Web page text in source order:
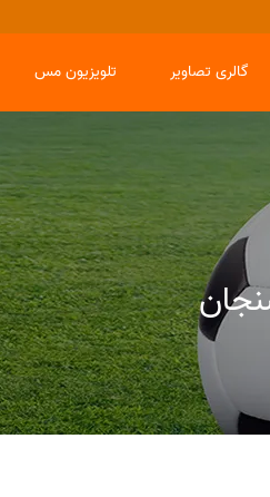
تلویزیون مس گالری تصاویر